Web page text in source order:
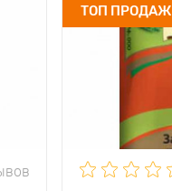
ТОП ПРОДАЖ